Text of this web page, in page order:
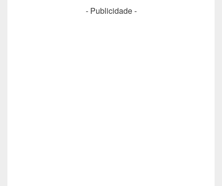
- Publicidade -